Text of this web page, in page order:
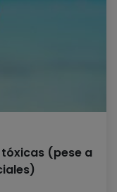
tóxicas (pese a